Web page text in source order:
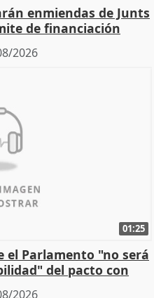
enmiendas de Junts
de financiación
2026
01:25
el Parlamento "no será
del pacto con
2026